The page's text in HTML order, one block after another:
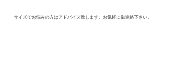
サイズでお悩みの方はアドバイス致します。お気軽に御連絡下さい。